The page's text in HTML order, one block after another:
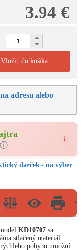
3.94 €
Vložiť do košíka
adresu alebo
ⓘ
i
darček - na výber
KD10707 sa
stlačený materiál
pohybu umožní